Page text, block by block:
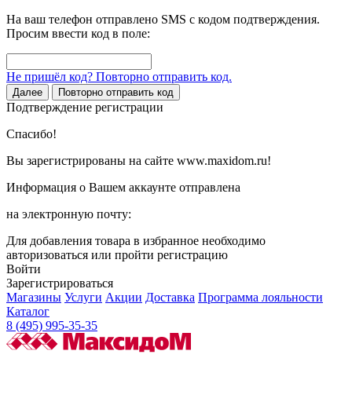
На ваш телефон отправлено SMS с кодом подтверждения.
Просим ввести код в поле:
Не пришёл код? Повторно отправить код.
Далее Повторно отправить код
Подтверждение регистрации
Спасибо!
Вы зарегистрированы на сайте www.maxidom.ru!
Информация о Вашем аккаунте отправлена
на электронную почту:
Для добавления товара в избранное необходимо
авторизоваться или пройти регистрацию
Войти
Зарегистрироваться
Магазины Услуги Акции Доставка Программа лояльности
Каталог
8 (495) 995-35-35